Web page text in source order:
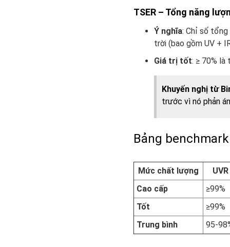
TSER – Tổng năng
Ý nghĩa: Chỉ số
trời (bao gồm UV +
Giá trị tốt: ≥ 70% là
Khuyến nghị từ
trước vì nó phản
Bảng
Mức chất lượng
UVR
Cao cấp
≥99%
Tốt
≥99%
Trung bình
95-